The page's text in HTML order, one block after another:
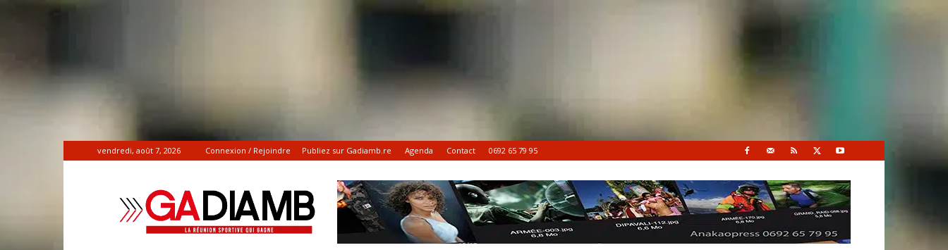
vendredi, août 7, 2026 Connexion / Rejoindre Publiez sur Gadiamb.re Agenda Contact 0692 65 79 95
Gadiamb.re
|
Actualités
sportives